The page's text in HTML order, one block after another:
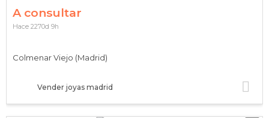
A consultar
Vender joyas madrid
Colmenar Viejo (Madrid)
Hace 2270d 9h